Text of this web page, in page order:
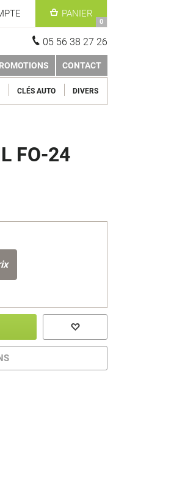
PANIER
0
05 56 38 27 26
CONTACT
CLÉS AUTO DIVERS
FO-24